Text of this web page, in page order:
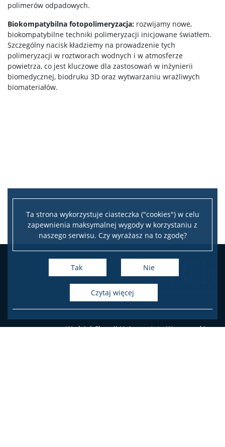
Ta strona wykorzystuje ciasteczka ("cookies") w celu
zapewnienia maksymalnej wygody w korzystaniu z
naszego serwisu. Czy wyrażasz na to zgodę?
Tak Nie
czytaj więcej
Program ERASMUS+
Program MOST
Koła naukowe
Archiwum
Studia doktoranckie
TRI-BIO-CHEM
polimerów odpadowych.
Biokompatybilna fotopolimeryzacja: rozwijamy nowe,
biokompatybilne techniki polimeryzacji inicjowane światłem.
Szczególny nacisk kładziemy na prowadzenie tych
polimeryzacji w roztworach wodnych i w atmosferze
powietrza, co jest kluczowe dla zastosowań w inżynierii
biomedycznej, biodruku 3D oraz wytwarzaniu wrażliwych
biomateriałów.
Wydział Chemii Uniwersytetu Warszawskiego